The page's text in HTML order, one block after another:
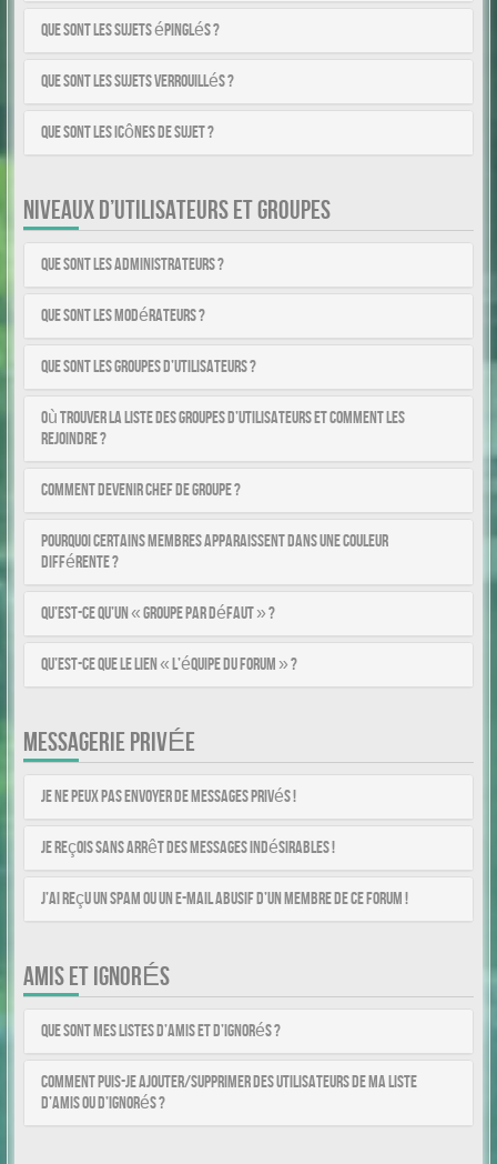
Que sont les sujets épinglés ?
Que sont les sujets verrouillés ?
Que sont les icônes de sujet ?
NIVEAUX D’UTILISATEURS ET GROUPES
Que sont les administrateurs ?
Que sont les modérateurs ?
Que sont les groupes d’utilisateurs ?
Où trouver la liste des groupes d’utilisateurs et comment les
rejoindre ?
Comment devenir chef de groupe ?
Pourquoi certains membres apparaissent dans une couleur
différente ?
Qu’est-ce qu’un « Groupe par défaut » ?
Qu’est-ce que le lien « L’équipe du forum » ?
MESSAGERIE PRIVÉE
Je ne peux pas envoyer de messages privés !
Je reçois sans arrêt des messages indésirables !
J’ai reçu un spam ou un e-mail abusif d’un membre de ce forum !
AMIS ET IGNORÉS
Que sont mes listes d’amis et d’ignorés ?
Comment puis-je ajouter/supprimer des utilisateurs de ma liste
d’amis ou d’ignorés ?